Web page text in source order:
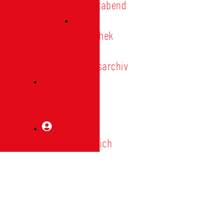
Heimatabend
Bibliothek
Vereinsarchiv
Mitgliederbereich